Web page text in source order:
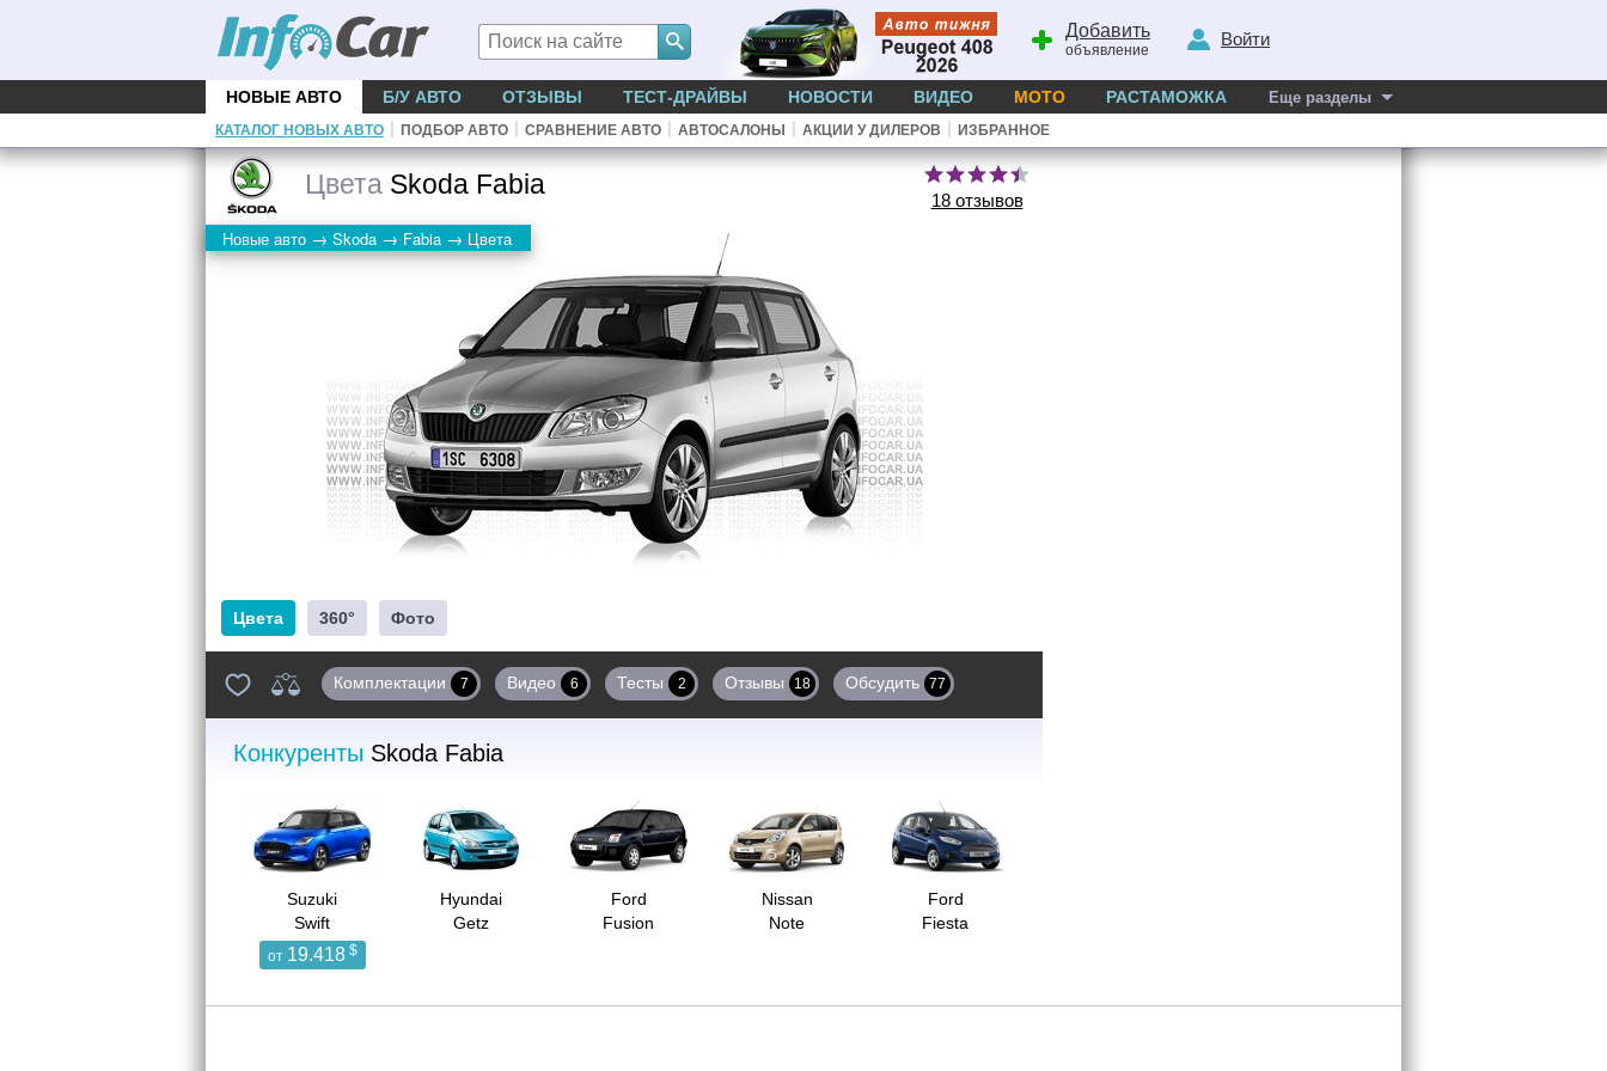
Добавить
объявление
Войти
НОВЫЕ АВТО Б/У АВТО ОТЗЫВЫ ТЕСТ-ДРАЙВЫ НОВОСТИ ВИДЕО МОТО РАСТАМОЖКА Еще разделы
КАТАЛОГ НОВЫХ АВТО | ПОДБОР АВТО | СРАВНЕНИЕ АВТО | АВТОСАЛОНЫ | АКЦИИ У ДИЛЕРОВ | ИЗБРАННОЕ
Цвета Skoda Fabia
18 отзывов
Новые авто → Skoda → Fabia → Цвета
Цвета 360° Фото
Комплектации 7 Видео 6 Тесты 2 Отзывы 18 Обсудить 77
Конкуренты Skoda Fabia
Suzuki
Swift
от 19.418 $
Hyundai
Getz
Ford
Fusion
Nissan
Note
Ford
Fiesta